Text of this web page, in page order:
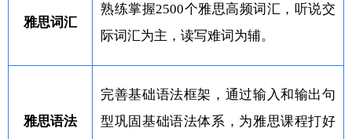
雅思词汇
熟练掌握2500个雅思高频词汇，听说交
际词汇为主，读写难词为辅。
雅思语法
完善基础语法框架，通过输入和输出句
型巩固基础语法体系，为雅思课程打好